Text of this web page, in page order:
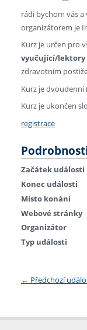
Fakultní
rádi bychom vás
organizátorem je
Kurz je určen pro
vyučující/lektory
zdravotním
Kurz je
Kurz je ukončen
registrace
Začátek události
Konec události
Místo konání
Webové stránky
Organizátor
Typ události
← Předchozí